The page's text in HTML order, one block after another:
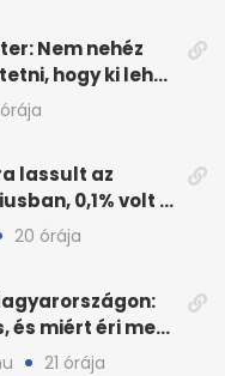
Nem nehéz
hogy ki lehet
lassult az
0,1% volt a
20 órája
és miért éri meg
21 órája